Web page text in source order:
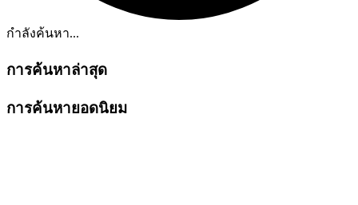
กำลังค้นหา...
การค้นหาล่าสุด
การค้นหายอดนิยม